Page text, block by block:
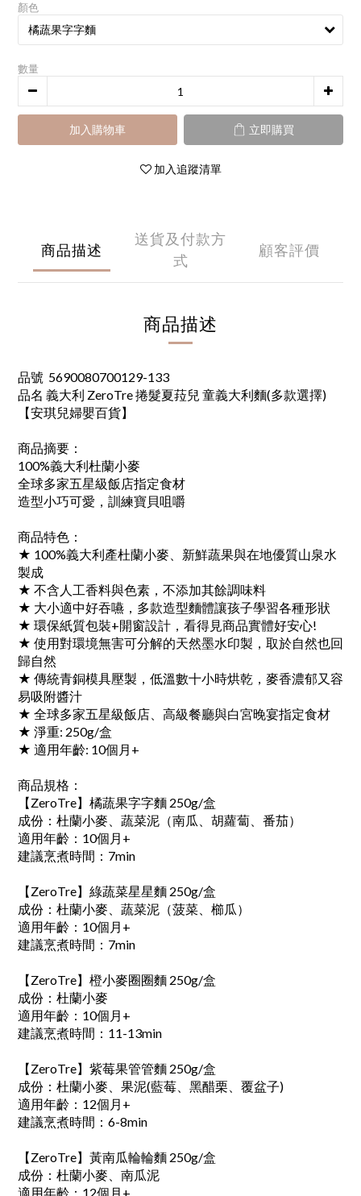
顏色
數量
加入購物車 立即購買
加入追蹤清單
商品描述
送貨及付款方
式
顧客評價
商品描述
品號 5690080700129-133
品名 義大利 ZeroTre 捲髮夏菈兒 童義大利麵(多款選擇)
【安琪兒婦嬰百貨】
商品摘要：
100%義大利杜蘭小麥
全球多家五星級飯店指定食材
造型小巧可愛，訓練寶貝咀嚼
商品特色：
★ 100%義大利產杜蘭小麥、新鮮蔬果與在地優質山泉水
製成
★ 不含人工香料與色素，不添加其餘調味料
★ 大小適中好吞嚥，多款造型麵體讓孩子學習各種形狀
★ 環保紙質包裝+開窗設計，看得見商品實體好安心!
★ 使用對環境無害可分解的天然墨水印製，取於自然也回
歸自然
★ 傳統青銅模具壓製，低溫數十小時烘乾，麥香濃郁又容
易吸附醬汁
★ 全球多家五星級飯店、高級餐廳與白宮晚宴指定食材
★ 淨重: 250g/盒
★ 適用年齡: 10個月+
商品規格：
【ZeroTre】橘蔬果字字麵 250g/盒
成份：杜蘭小麥、蔬菜泥（南瓜、胡蘿蔔、番茄）
適用年齡：10個月+
建議烹煮時間：7min
【ZeroTre】綠蔬菜星星麵 250g/盒
成份：杜蘭小麥、蔬菜泥（菠菜、櫛瓜）
適用年齡：10個月+
建議烹煮時間：7min
【ZeroTre】橙小麥圈圈麵 250g/盒
成份：杜蘭小麥
適用年齡：10個月+
建議烹煮時間：11-13min
【ZeroTre】紫莓果管管麵 250g/盒
成份：杜蘭小麥、果泥(藍莓、黑醋栗、覆盆子)
適用年齡：12個月+
建議烹煮時間：6-8min
【ZeroTre】黃南瓜輪輪麵 250g/盒
成份：杜蘭小麥、南瓜泥
適用年齡：12個月+